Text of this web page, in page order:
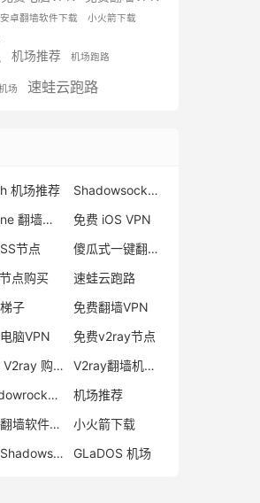
安卓翻墙软件下载 小火箭下载
机场推荐 机场跑路
场 速蛙云跑路
机场推荐
Shadowsocks 付费节点
iPhone 翻墙代理软件
免费 iOS VPN
节点
傻瓜式一键翻墙VPN客户端
点购买
速蛙云跑路
子
免费翻墙VPN
脑VPN
免费v2ray节点
便宜 V2ray 购买
V2ray翻墙机场推荐
Shadowrocket 付费节点
机场推荐
安卓翻墙软件下载
小火箭下载
付费Shadowsocks推荐 GLaDOS 机场